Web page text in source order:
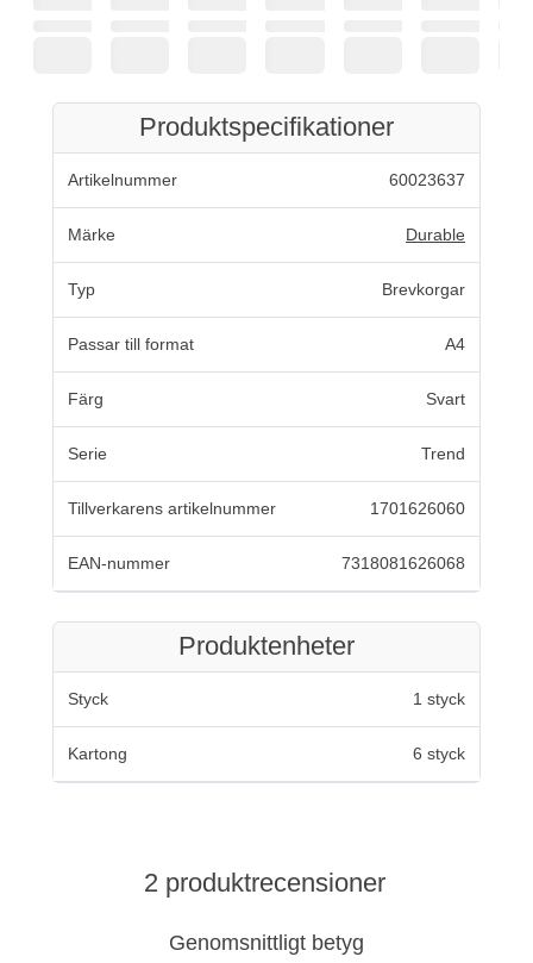
Produktspecifikationer
Artikelnummer 60023637
Märke Durable
Typ Brevkorgar
Passar till format A4
Färg Svart
Serie Trend
Tillverkarens artikelnummer 1701626060
EAN-nummer 7318081626068
Produktenheter
Styck 1 styck
Kartong 6 styck
2 produktrecensioner
Genomsnittligt betyg